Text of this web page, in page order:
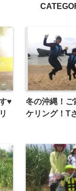
♥
冬の沖縄！ご
ケリング！T